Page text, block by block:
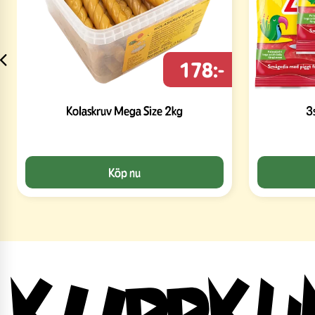
Kolaskruv Mega Size 2kg
178:-
Köp nu